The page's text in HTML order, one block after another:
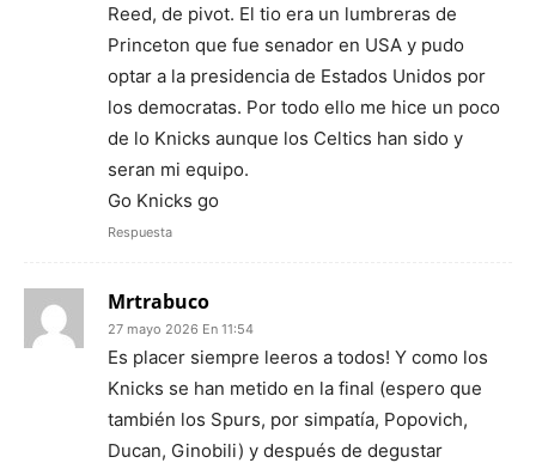
Reed, de pivot. El tio era un lumbreras de
Princeton que fue senador en USA y pudo
optar a la presidencia de Estados Unidos por
los democratas. Por todo ello me hice un poco
de lo Knicks aunque los Celtics han sido y
seran mi equipo.
Go Knicks go
Respuesta
Mrtrabuco
27 mayo 2026 En 11:54
Es placer siempre leeros a todos! Y como los
Knicks se han metido en la final (espero que
también los Spurs, por simpatía, Popovich,
Ducan, Ginobili) y después de degustar